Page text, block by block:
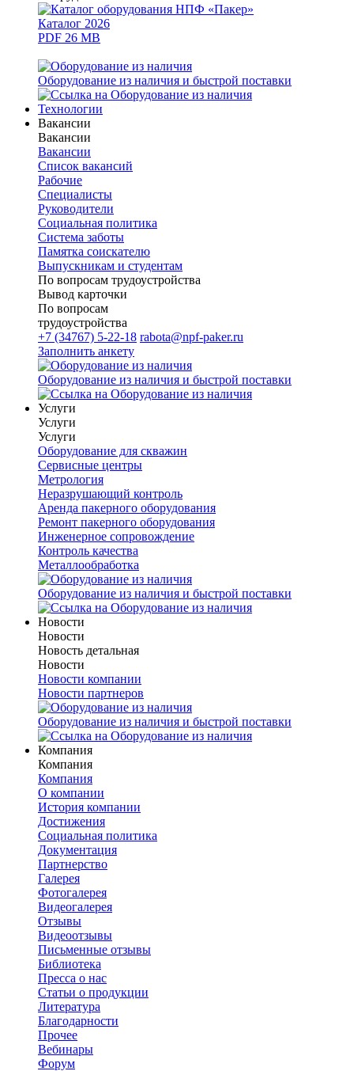
Каталог 2026
PDF 26 MB
Оборудование из наличия и быстрой поставки
Технологии
Вакансии
Вакансии
Вакансии
Список вакансий
Рабочие
Специалисты
Руководители
Cоциальная политика
Система заботы
Памятка соискателю
Выпускникам и студентам
По вопросам трудоустройства
Вывод карточки
По вопросам
трудоустройства
+7 (34767) 5-22-18 rabota@npf-paker.ru
Заполнить анкету
Оборудование из наличия и быстрой поставки
Услуги
Услуги
Услуги
Оборудование для скважин
Сервисные центры
Метрология
Неразрушающий контроль
Аренда пакерного оборудования
Ремонт пакерного оборудования
Инженерное сопровождение
Контроль качества
Металлообработка
Оборудование из наличия и быстрой поставки
Новости
Новости
Новость детальная
Новости
Новости компании
Новости партнеров
Оборудование из наличия и быстрой поставки
Компания
Компания
Компания
О компании
История компании
Достижения
Социальная политика
Документация
Партнерство
Галерея
Фотогалерея
Видеогалерея
Отзывы
Видеоотзывы
Письменные отзывы
Библиотека
Пресса о нас
Статьи о продукции
Литература
Благодарности
Прочее
Вебинары
Форум